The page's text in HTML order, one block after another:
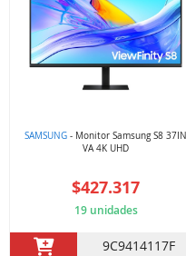
SAMSUNG - Monitor Samsung S8 37IN
VA 4K UHD
$427.317
19 unidades
9C9414117F